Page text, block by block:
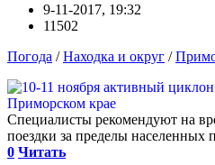
9-11-2017, 19:32
11502
Погода /Находка и округ /
Специалисты рекомендуют на
поездки за пределы населенных
0 Читать